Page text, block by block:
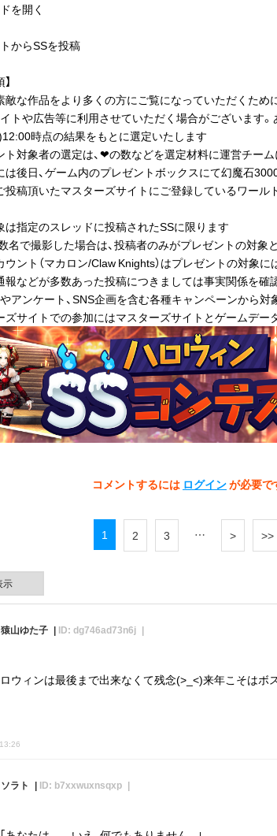
を開く
からSSを投稿
敵な作品をより多くの方にご覧になっていただくため
トや広告等に利用させていただく場合がございます。
)12:00時点の結果をもとに選定いたします
ト対象者の選定は、❤の数などを選定材料に運営チー
は後日、ゲーム内のプレゼントボックスにて幻魔石
投稿頂いたマスターズサイトにご登録しているワー
は指定のスレッドに投稿されたSSに限ります
数名で撮影した場合は、投稿者のみがプレゼントの対象
ウント（マカロン/Claw Knights）はプレゼントの対象
報などが多数あった投稿につきましては事実関係を確
アンケート、SNS企画を含む各種キャンペーンから対
ズサイトでの参加にはマスターズサイトとゲームデー
コメントするには ログインが必要で
1 2 3 … > >>
猿山ゆた子 ID: dg746ad73n6j
ウィンは最後まで出来なくて残念(>_<)来年こそはボ
ソラト ID: b7xxwuxnsqxp